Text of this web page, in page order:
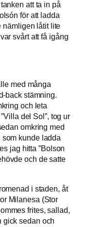
att ta in på
för att ladda
nämligen låtit lite
svårt att få igång
med många
back stämning.
och leta
del Sol”, tog ur
omkring med
kunde ladda
jag hitta ”Bolson
och de satte
i staden, åt
Milanesa (Stor
frites, sallad,
gick sedan och